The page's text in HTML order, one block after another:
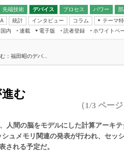
先端技術
デバイス
プロセス パワー
無線
統計 インタビュー コラム
テーマ
フィジカルAI
読者調査（EE Times Research）
IoT
電源設計（EDN Japan）
国内
連載
電子版
読者登録 ホワイトペ
：福田昭のデバ...
む
（1/3 ページ
人間の脳をモデルにした計算アーキテ
ュメモリ関連の発表が行われ、セッ
される予定だ。